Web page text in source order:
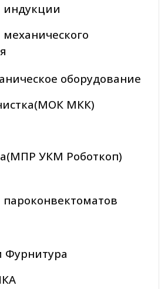
индукции
оборудование
МКК)
УКМ Роботкоп)
пароконвектоматов
Фурнитура